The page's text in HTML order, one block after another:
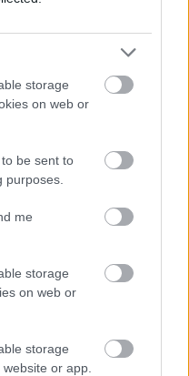
storage
on web or
be sent to
purposes.
me
storage
on web or
storage
or app.
kezelnie az 50-80
szükséges,
a megújult
locsolóautója eddig
az is van, és a
azonban
kézi munkára van
munkafolyamatok
képességű
már